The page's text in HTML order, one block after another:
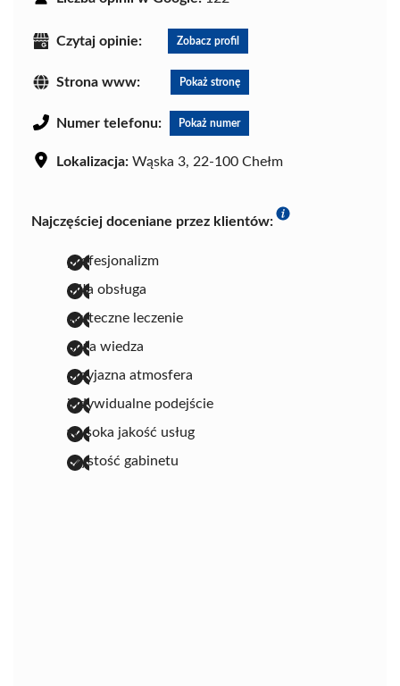
Czytaj opinie: Zobacz profil
Strona www: Pokaż stronę
Numer telefonu: Pokaż numer
Lokalizacja: Wąska 3, 22-100 Chełm
Najczęściej doceniane przez klientów:
profesjonalizm
miła obsługa
skuteczne leczenie
duża wiedza
przyjazna atmosfera
indywidualne podejście
wysoka jakość usług
czystość gabinetu